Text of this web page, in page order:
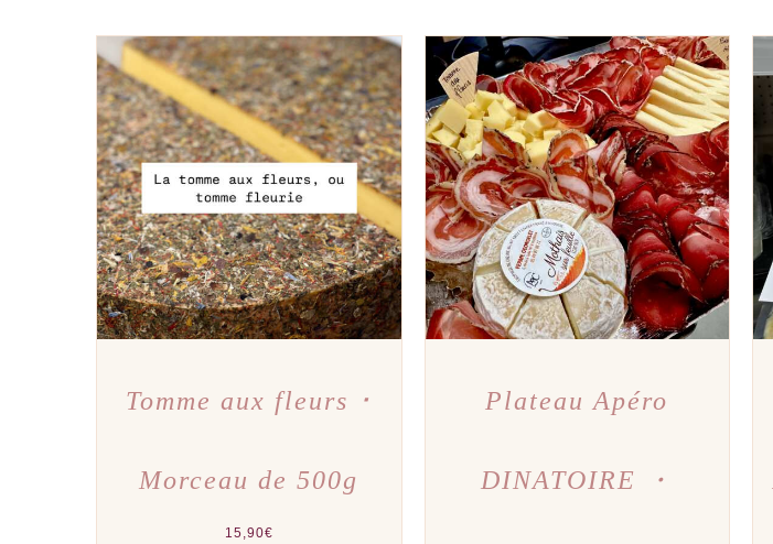
AJOUTER AU PANIER APERÇU
Tomme aux fleurs ･
Morceau de 500g
15,90€
AJOUTER AU PANIER / APERÇU
Plateau Apéro
DINATOIRE ・